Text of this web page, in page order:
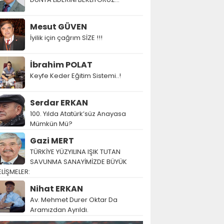
Mesut GÜVEN
İyilik için çağrım SİZE !!!
İbrahim POLAT
Keyfe Keder Eğitim Sistemi..!
Serdar ERKAN
100. Yılda Atatürk’süz Anayasa
Mümkün Mü?
Gazi MERT
TÜRKİYE YÜZYILINA IŞIK TUTAN
SAVUNMA SANAYİMİZDE BÜYÜK
Nihat ERKAN
Av. Mehmet Durer Oktar Da
Aramızdan Ayrıldı.